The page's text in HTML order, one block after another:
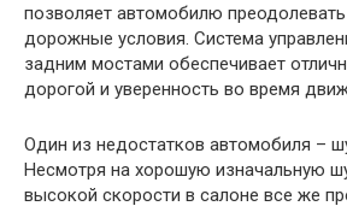
позволяет автомобилю
дорожные условия. Система
задним мостами обеспечивает
дорогой и уверенность во время
Один из недостатков автомобиля –
Несмотря на хорошую изначальную
высокой скорости в салоне все же